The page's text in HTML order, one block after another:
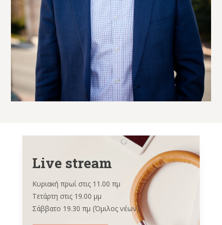
Live stream
Κυριακή πρωί στις 11.00 πμ
Τετάρτη στις 19.00 μμ
Σάββατο 19.30 πμ (Όμιλος νέων)